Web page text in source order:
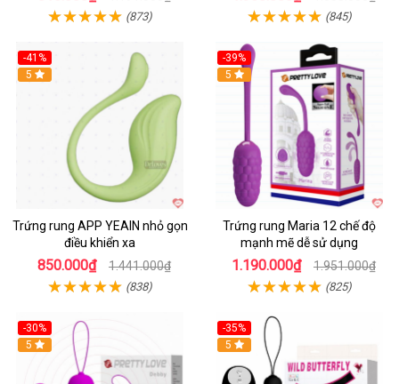
(873) (845)
-41%
Hot
5
Trứng rung APP YEAIN nhỏ gọn
điều khiển xa
850.000₫ 1.441.000₫
(838)
-39%
Hot
5
Trứng rung Maria 12 chế độ
mạnh mẽ dễ sử dụng
1.190.000₫ 1.951.000₫
(825)
-30%
Hot
5
-35%
Hot
5